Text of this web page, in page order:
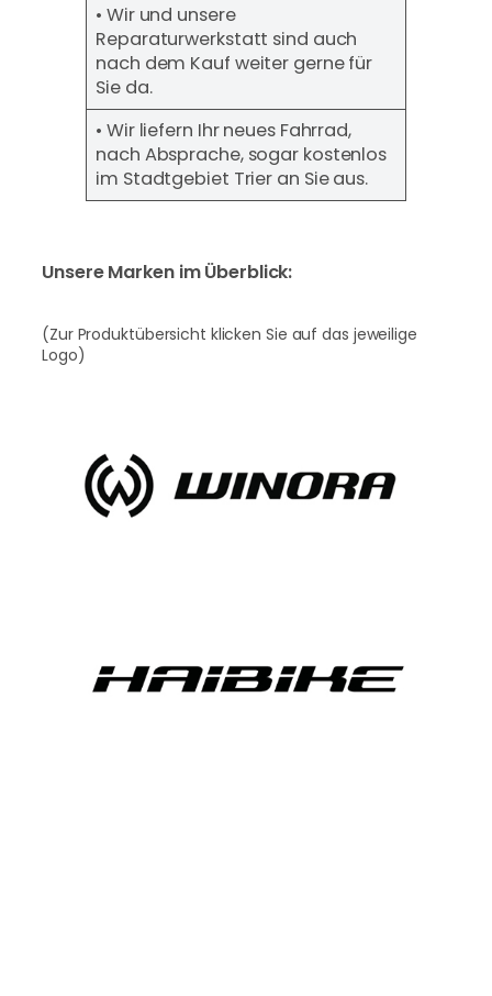
• Wir und unsere
Reparaturwerkstatt sind auch
nach dem Kauf weiter gerne für
Sie da.
• Wir liefern Ihr neues Fahrrad,
nach Absprache, sogar kostenlos
im Stadtgebiet Trier an Sie aus.
Unsere Marken im Überblick:
(Zur Produktübersicht klicken Sie auf das jeweilige
Logo)